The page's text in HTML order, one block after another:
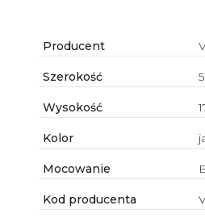
Producent
Szerokość
Wysokość
Kolor
Mocowanie
Kod producenta